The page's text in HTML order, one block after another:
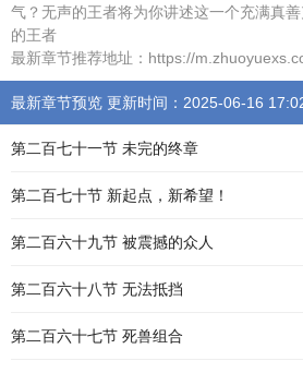
气？无声的王者将为你讲述这一个充满真
的王者
最新章节推荐地址：https://
最新章节预览 更新时间：2025-06-16
第二百七十一节 未完的终章
第二百七十节 新起点，新希望！
第二百六十九节 被震撼的众人
第二百六十八节 无法抵挡
第二百六十七节 死兽组合